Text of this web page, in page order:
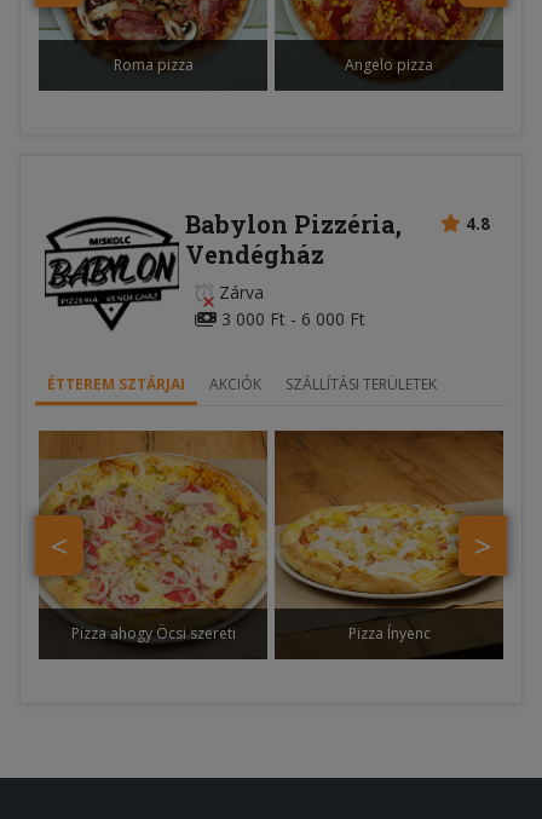
Roma pizza Angelo pizza
4.8
Babylon Pizzéria,
Vendégház
Zárva
3 000 Ft - 6 000 Ft
ÉTTEREM SZTÁRJAI AKCIÓK SZÁLLÍTÁSI TERÜLETEK
>
<
Pizza ahogy Öcsi szereti Pizza Ínyenc